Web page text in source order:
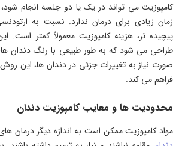
کامپوزیت می تواند در یک یا دو جلسه انجام شود،
زمان زیادی برای درمان ندارد. نسبت به
پیچیده تر، هزینه کامپوزیت معمولاً کمتر است.
طراحی می شود که به طور طبیعی با رنگ دندان
صورت نیاز به تغییرات جزئی در دندان ها، این
فراهم می کند.
محدودیت ها و معایب کامپوزیت دندان
مواد کامپوزیت ممکن است به اندازه دیگر درمان